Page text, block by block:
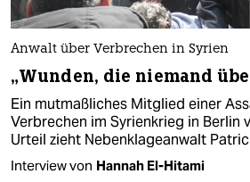
Anwalt über Verbrechen in Syrien
„Wunden, die niemand
Ein mutmaßliches Mitglied einer
Verbrechen im Syrienkrieg in Berlin
Urteil zieht Nebenklageanwalt
Interview von Hannah El-Hitami